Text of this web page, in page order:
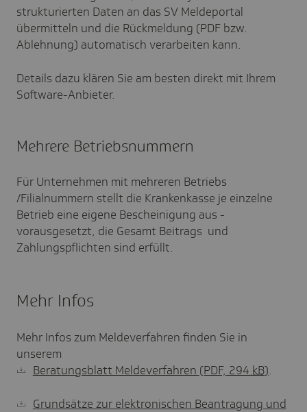
strukturierten Daten an das SV Meldeportal
übermitteln und die Rückmeldung (PDF bzw.
Ablehnung) automatisch verarbeiten kann.
Details dazu klären Sie am besten direkt mit Ihrem
Software-Anbieter.
Mehrere Betriebsnummern
Für Unternehmen mit mehreren Betriebs
/Filialnummern stellt die Krankenkasse je einzelne
Betrieb eine eigene Bescheinigung aus -
vorausgesetzt, die Gesamt Beitrags und
Zahlungspflichten sind erfüllt.
Mehr Infos
Mehr Infos zum Meldeverfahren finden Sie in
unserem
Beratungsblatt Meldeverfahren (PDF, 294 kB).
Grundsätze zur elektronischen Beantragung und